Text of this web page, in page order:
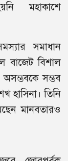
মহাকাশে
সমাধান
বাজেট বিশাল
অসম্ভবকে সম্ভব
হাসিনা। তিনি
মানবতারও